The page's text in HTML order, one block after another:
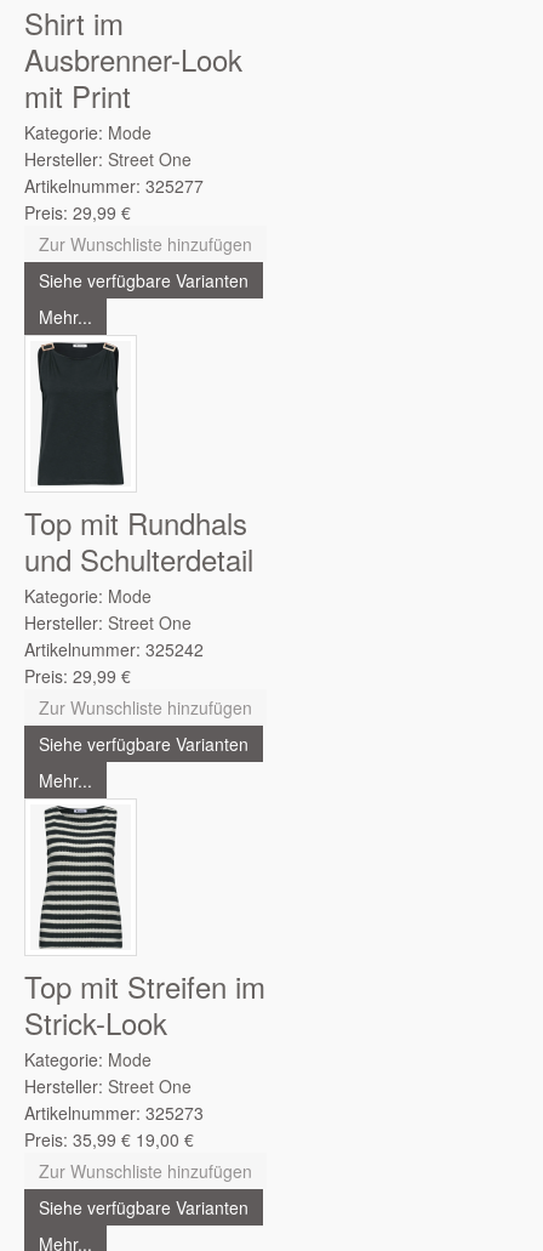
Shirt im
Ausbrenner-Look
mit Print
Kategorie: Mode
Hersteller: Street One
Artikelnummer: 325277
Preis: 29,99 €
Zur Wunschliste hinzufügen
Siehe verfügbare Varianten
Mehr...
Top mit Rundhals
und Schulterdetail
Kategorie: Mode
Hersteller: Street One
Artikelnummer: 325242
Preis: 29,99 €
Zur Wunschliste hinzufügen
Siehe verfügbare Varianten
Mehr...
Top mit Streifen im
Strick-Look
Kategorie: Mode
Hersteller: Street One
Artikelnummer: 325273
Preis: 35,99 € 19,00 €
Zur Wunschliste hinzufügen
Siehe verfügbare Varianten
Mehr...